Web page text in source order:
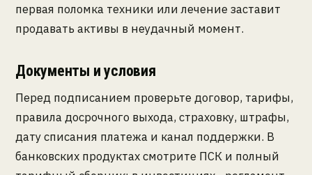
первая поломка техники или лечение заставит
продавать активы в неудачный момент.
Документы и условия
Перед подписанием проверьте договор, тарифы,
правила досрочного выхода, страховку, штрафы,
дату списания платежа и канал поддержки. В
банковских продуктах смотрите ПСК и полный